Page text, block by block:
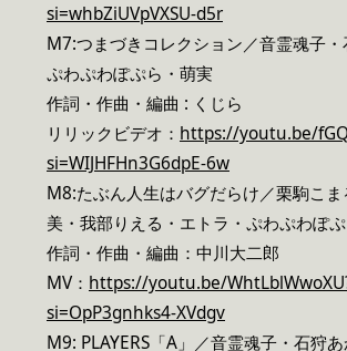
si=whbZiUVpVXSU-d5r
M7:つまづきコレクション／音霊魂子・
ぷわぷわぽぷら・萌実
作詞・作曲・編曲 : くじら
リリックビデオ： https://youtu.be/
si=WIJHFHn3G6dpE-6w
M8:たぶん人生はバグだらけ／栗駒こ
美・我部りえる・エトラ・ぷわぷわぽ
作詞・作曲・編曲：中川大二郎
MV： https://youtu.be/
si=OpP3gnhks4-XVdgv
M9: PLAYERS「A」／音霊魂子・石狩